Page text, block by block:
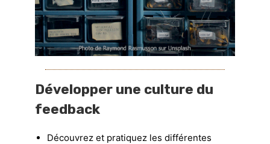
Développer une culture du
feedback
Découvrez et pratiquez les différentes